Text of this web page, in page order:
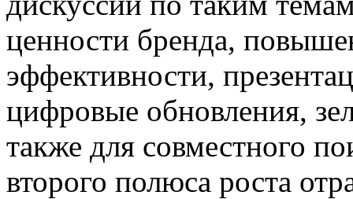
ценности бренда,
эффективности,
цифровые обновления,
также для совместного
второго полюса роста